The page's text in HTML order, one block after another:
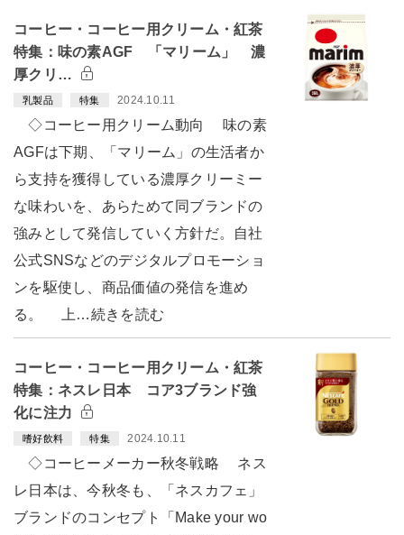
コーヒー・コーヒー用クリーム・紅茶
特集：味の素AGF 「マリーム」 濃
厚クリ…
乳製品 特集 2024.10.11
◇コーヒー用クリーム動向 味の素
AGFは下期、「マリーム」の生活者か
ら支持を獲得している濃厚クリーミー
な味わいを、あらためて同ブランドの
強みとして発信していく方針だ。自社
公式SNSなどのデジタルプロモーショ
ンを駆使し、商品価値の発信を進め
る。 上…続きを読む
コーヒー・コーヒー用クリーム・紅茶
特集：ネスレ日本 コア3ブランド強
化に注力
嗜好飲料 特集 2024.10.11
◇コーヒーメーカー秋冬戦略 ネス
レ日本は、今秋冬も、「ネスカフェ」
ブランドのコンセプト「Make your wo